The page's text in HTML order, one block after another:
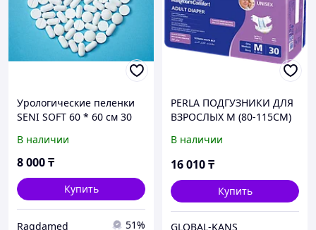
Урологические пеленки
SENI SOFT 60 * 60 см 30
В наличии
8 000₸
Купить
Ragdamed 51%
PERLA ПОДГУЗНИКИ ДЛЯ
ВЗРОСЛЫХ M (80-115СМ)
В наличии
16 010₸
Купить
GLOBAL-KANS